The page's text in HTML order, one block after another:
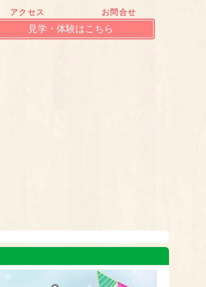
アクセス お問合せ
見学・体験はこちら